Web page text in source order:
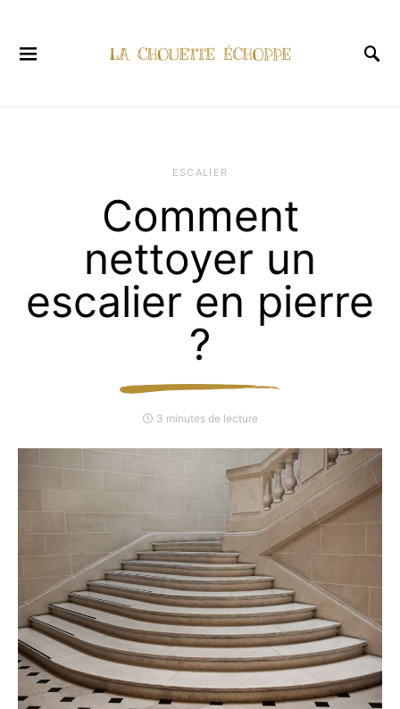
ESCALIER
Comment
nettoyer un
escalier en pierre
?
3 minutes de lecture